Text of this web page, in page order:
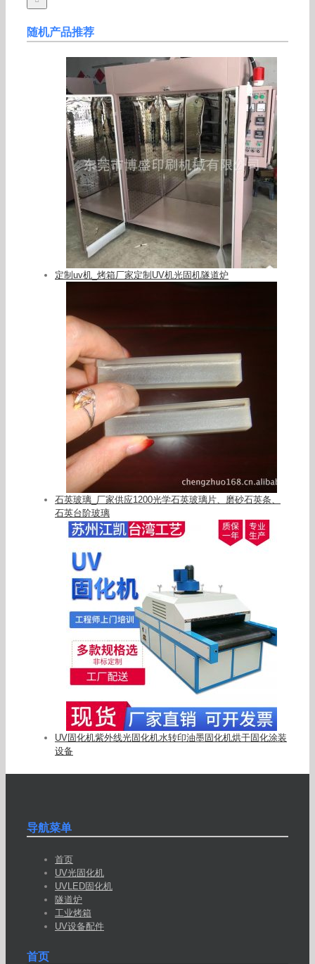
随机产品推荐
定制uv机_烤箱厂家定制UV机光固机隧道炉
石英玻璃_厂家供应1200光学石英玻璃片、磨砂石英条、
石英台阶玻璃
UV固化机紫外线光固化机水转印油墨固化机烘干固化涂装
设备
导航菜单
首页
UV光固化机
UVLED固化机
隧道炉
工业烤箱
UV设备配件
首页